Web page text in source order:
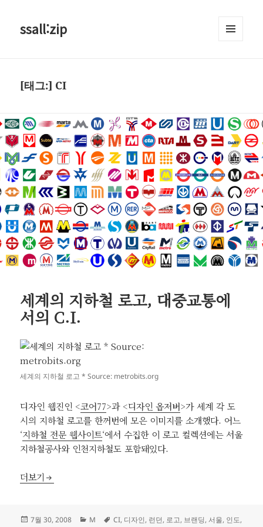
ssall:zip
[태그:] CI
세계의 지하철 로고, 대중교통에
서의 C.I.
세계의 지하철 로고 * Source: metrobits.org
디자인 웹진인 <코어77>과 <디자인 옵저버>가 세계 각 도
시의 지하철 로고를 한꺼번에 모은 이미지를 소개했다. 어느
‘지하철 전문 웹사이트‘에서 수집한 이 로고 컬렉션에는 서울
지하철공사와 인천지하철도 포함돼있다.
세계의 지하철 로고, 대중교통에서의 C.I.
더보기
작
7월 30, 2008
카
M
태
CI, 디자인, 런던, 로고, 브랜딩, 서울, 인도,